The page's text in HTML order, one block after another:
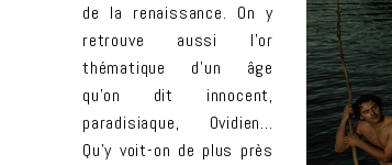
de la renaissance. On y
retrouve aussi l’or
thématique d’un âge
qu’on dit innocent,
paradisiaque, Ovidien…
Qu’y voit-on de plus près